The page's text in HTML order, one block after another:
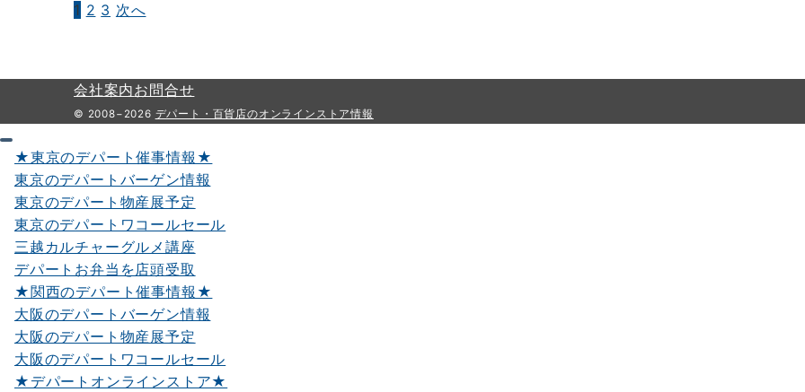
投
の
ペ
ジ
送
り
1 2 3 次へ
会社案内お問合せ
© 2008−2026 デパート・百貨店のオンラインストア情報
★東京のデパート催事情報★
東京のデパートバーゲン情報
東京のデパート物産展予定
東京のデパートワコールセール
三越カルチャーグルメ講座
デパートお弁当を店頭受取
★関西のデパート催事情報★
大阪のデパートバーゲン情報
大阪のデパート物産展予定
大阪のデパートワコールセール
★デパートオンラインストア★